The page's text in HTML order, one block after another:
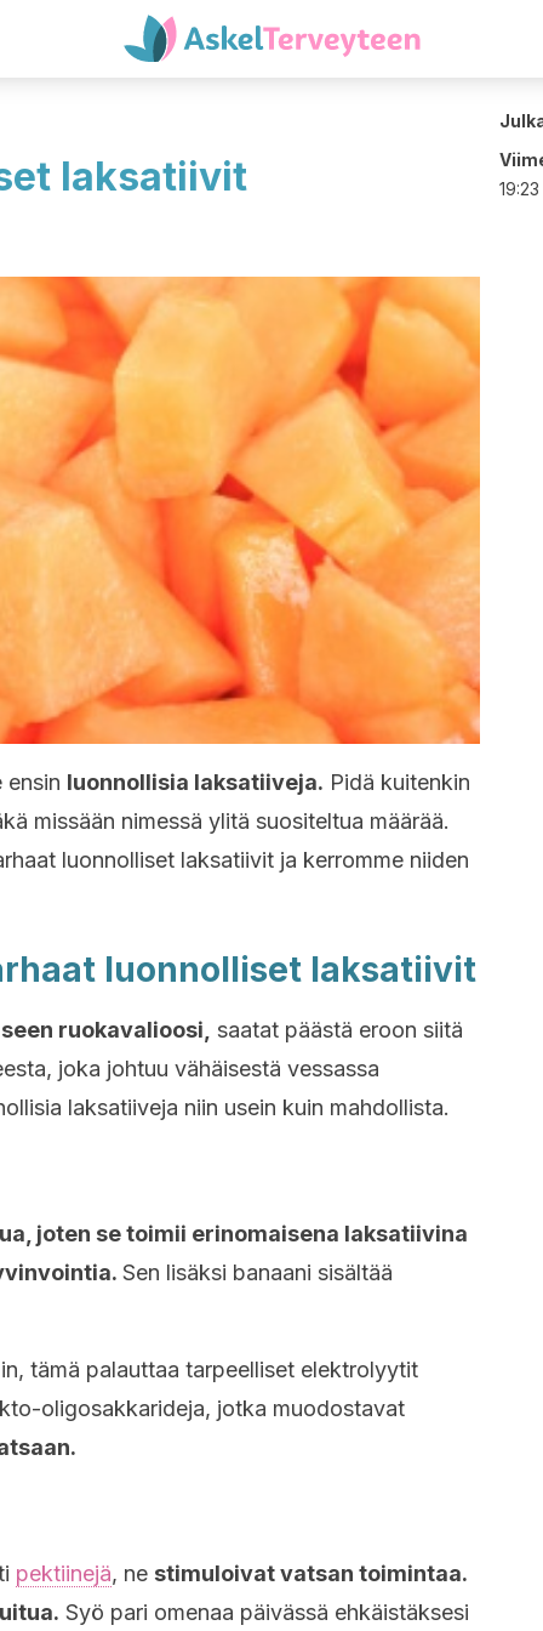
laksatiivit
ensin luonnollisia laksatiiveja. Pidä kuitenkin
missään nimessä ylitä suositeltua määrää.
luonnolliset laksatiivit ja kerromme niiden
luonnolliset laksatiivit
ruokavalioosi, saatat päästä eroon siitä
joka johtuu vähäisestä vessassa
laksatiiveja niin usein kuin mahdollista.
joten se toimii erinomaisena laksatiivina
Sen lisäksi banaani sisältää
tämä palauttaa tarpeelliset elektrolyytit
oligosakkarideja, jotka muodostavat
pektiinejä, ne stimuloivat vatsan toimintaa.
Syö pari omenaa päivässä ehkäistäksesi
19:23